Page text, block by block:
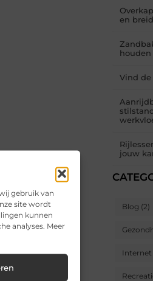
gebruik van
site wordt
kunnen
analyses. Meer
en
houden
Vind de
jouw
Blog (2)